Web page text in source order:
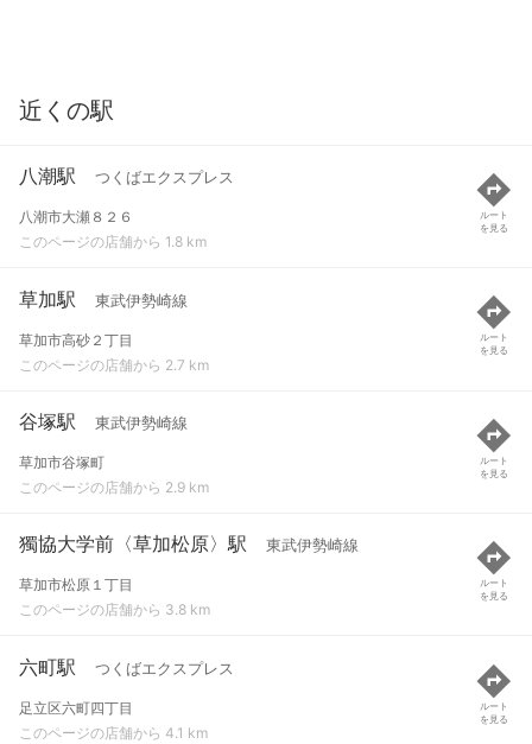
近くの駅
八潮駅 つくばエクスプレス
八潮市大瀬８２６
このページの店舗から 1.8 km
ルート
を見る
草加駅 東武伊勢崎線
草加市高砂２丁目
このページの店舗から 2.7 km
ルート
を見る
谷塚駅 東武伊勢崎線
草加市谷塚町
このページの店舗から 2.9 km
ルート
を見る
獨協大学前〈草加松原〉駅 東武伊勢崎線
草加市松原１丁目
このページの店舗から 3.8 km
ルート
を見る
六町駅 つくばエクスプレス
足立区六町四丁目
このページの店舗から 4.1 km
ルート
を見る